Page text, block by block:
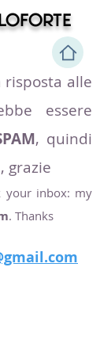
risposta alle
essere
, quindi
grazie
your inbox: my
. Thanks